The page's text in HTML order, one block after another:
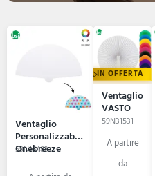
Ventaglio
Personalizzabile
Onebreeze
59N16483
IN OFFERTA
Ventaglio
VASTO
59N31531